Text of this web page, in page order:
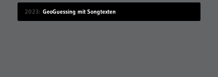
2023 GeoGuessing mit Songtexten